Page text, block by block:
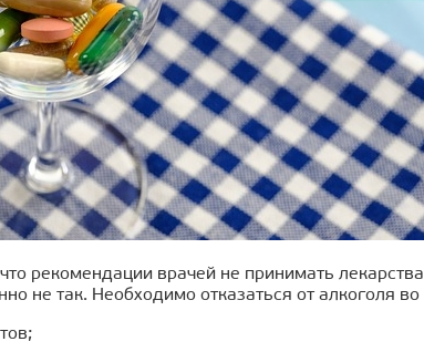
рекомендации врачей не принимать
не так. Необходимо отказаться от алкоголя